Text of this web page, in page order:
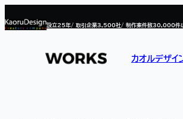
容
を
設立25年/ 取引企業3,500社/ 制作案件数30,000件
カオルデザイ